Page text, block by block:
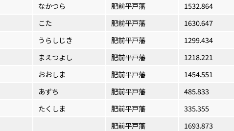
なかつら 肥前平戸藩 1532.864
こた 肥前平戸藩 1630.647
うらしじき 肥前平戸藩 1299.434
まえつよし 肥前平戸藩 1218.221
おおしま 肥前平戸藩 1454.551
あずち 肥前平戸藩 485.833
たくしま 肥前平戸藩 335.355
肥前平戸藩 1693.873